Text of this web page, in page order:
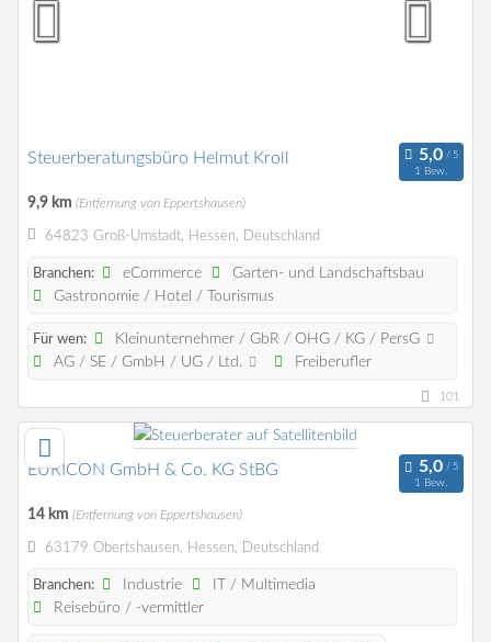
Steuerberatungsbüro Helmut Kroll
1 Bew.
9,9 km (Entfernung von Eppertshausen)
64823 Groß-Umstadt, Hessen, Deutschland
Branchen: eCommerce
Garten- und Landschaftsbau
Gastronomie / Hotel / Tourismus
Für wen:
Kleinunternehmer / GbR / OHG / KG / PersG
AG / SE / GmbH / UG / Ltd.
Freiberufler
101
EURICON GmbH & Co. KG StBG
1 Bew.
14 km (Entfernung von Eppertshausen)
63179 Obertshausen, Hessen, Deutschland
Branchen: Industrie
IT / Multimedia
Reisebüro / -vermittler